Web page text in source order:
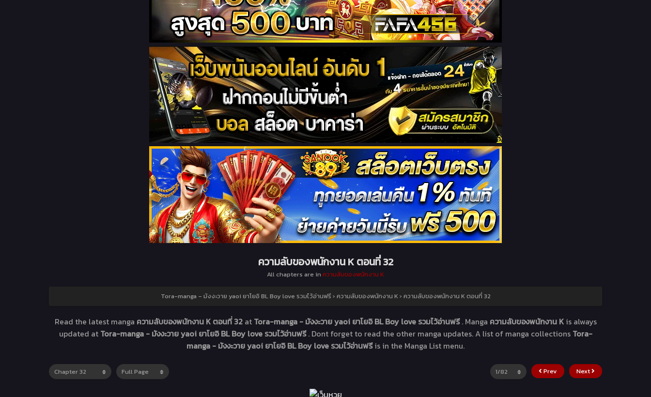
ความลับของพนักงาน K ตอนที่ 32
All chapters are in ความลับของพนักงาน K
Tora-manga – มังงะวาย yaoi ยาโยอิ BL Boy love รวมไว้อ่านฟรี › ความลับของพนักงาน K › ความลับของพนักงาน K ตอนที่ 32
Read the latest manga ความลับของพนักงาน K ตอนที่ 32 at Tora-manga - มังงะวาย yaoi ยาโยอิ BL Boy love รวมไว้อ่านฟรี. Manga ความลับของพนักงาน K is always
updated at Tora-manga - มังงะวาย yaoi ยาโยอิ BL Boy love รวมไว้อ่านฟรี. Dont forget to read the other manga updates. A list of manga collections Tora-
manga - มังงะวาย yaoi ยาโยอิ BL Boy love รวมไว้อ่านฟรีis in the Manga List menu.
Prev Next